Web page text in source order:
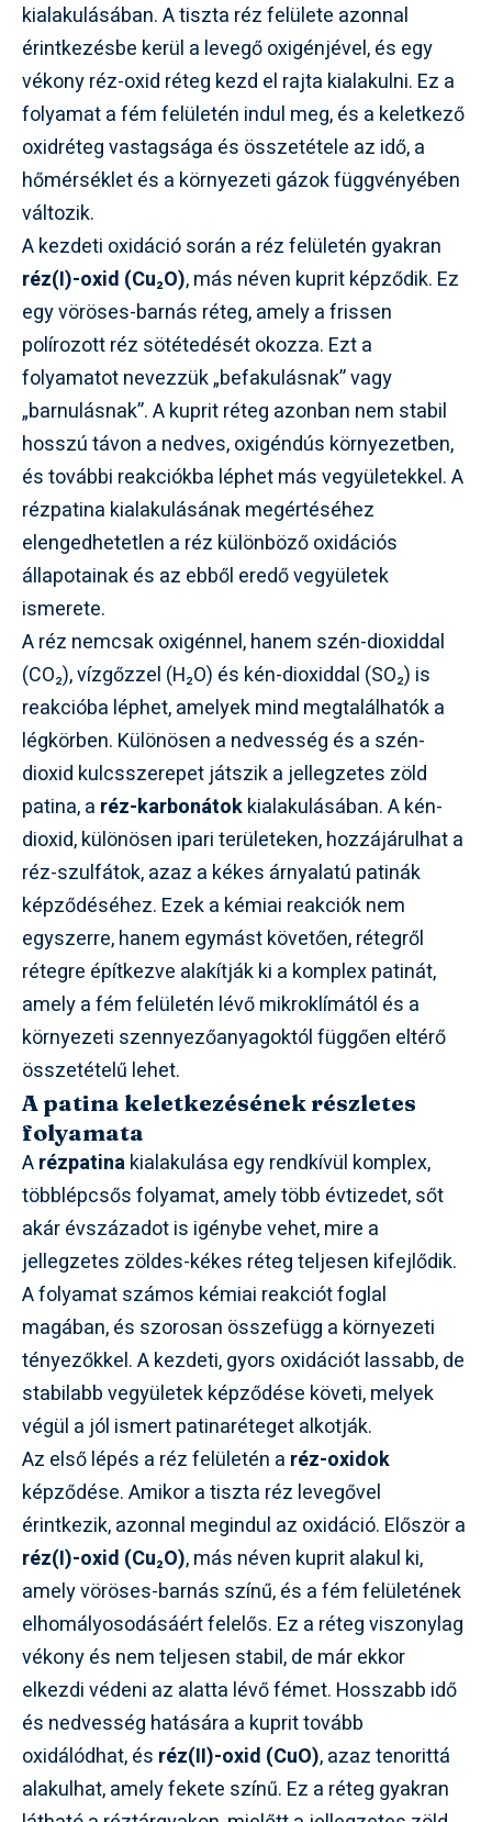
kialakulásában. A tiszta réz felülete azonnal
érintkezésbe kerül a levegő oxigénjével, és egy
vékony réz-oxid réteg kezd el rajta kialakulni. Ez a
folyamat a fém felületén indul meg, és a keletkező
oxidréteg vastagsága és összetétele az idő, a
hőmérséklet és a környezeti gázok függvényében
változik.
A kezdeti oxidáció során a réz felületén gyakran
réz(I)-oxid (Cu₂O), más néven kuprit képződik. Ez
egy vöröses-barnás réteg, amely a frissen
polírozott réz sötétedését okozza. Ezt a
folyamatot nevezzük „befakulásnak” vagy
„barnulásnak”. A kuprit réteg azonban nem stabil
hosszú távon a nedves, oxigéndús környezetben,
és további reakciókba léphet más vegyületekkel. A
rézpatina kialakulásának megértéséhez
elengedhetetlen a réz különböző oxidációs
állapotainak és az ebből eredő vegyületek
ismerete.
A réz nemcsak oxigénnel, hanem szén-dioxiddal
(CO₂), vízgőzzel (H₂O) és kén-dioxiddal (SO₂) is
reakcióba léphet, amelyek mind megtalálhatók a
légkörben. Különösen a nedvesség és a szén-
dioxid kulcsszerepet játszik a jellegzetes zöld
patina, a réz-karbonátokkialakulásában. A kén-
dioxid, különösen ipari területeken, hozzájárulhat a
réz-szulfátok, azaz a kékes árnyalatú patinák
képződéséhez. Ezek a kémiai reakciók nem
egyszerre, hanem egymást követően, rétegről
rétegre építkezve alakítják ki a komplex patinát,
amely a fém felületén lévő mikroklímától és a
környezeti szennyezőanyagoktól függően eltérő
összetételű lehet.
A patina keletkezésének részletes
folyamata
Arézpatinakialakulása egy rendkívül komplex,
többlépcsős folyamat, amely több évtizedet, sőt
akár évszázadot is igénybe vehet, mire a
jellegzetes zöldes-kékes réteg teljesen kifejlődik.
A folyamat számos kémiai reakciót foglal
magában, és szorosan összefügg a környezeti
tényezőkkel. A kezdeti, gyors oxidációt lassabb, de
stabilabb vegyületek képződése követi, melyek
végül a jól ismert patinaréteget alkotják.
Az első lépés a réz felületén a réz-oxidok
képződése. Amikor a tiszta réz levegővel
érintkezik, azonnal megindul az oxidáció. Először a
réz(I)-oxid (Cu₂O), más néven kuprit alakul ki,
amely vöröses-barnás színű, és a fém felületének
elhomályosodásáért felelős. Ez a réteg viszonylag
vékony és nem teljesen stabil, de már ekkor
elkezdi védeni az alatta lévő fémet. Hosszabb idő
és nedvesség hatására a kuprit tovább
oxidálódhat, és réz(II)-oxid (CuO), azaz tenorittá
alakulhat, amely fekete színű. Ez a réteg gyakran